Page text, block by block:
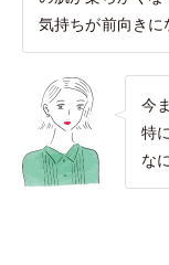
気持ちが前向きに
今
特
な